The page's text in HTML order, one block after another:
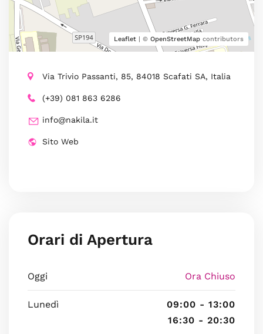
Leaflet | © OpenStreetMap contributors
Via Trivio Passanti, 85, 84018 Scafati SA, Italia
(+39) 081 863 6286
info@nakila.it
Sito Web
Orari di Apertura
Oggi Ora Chiuso
Lunedì
09:00 - 13:00
16:30 - 20:30